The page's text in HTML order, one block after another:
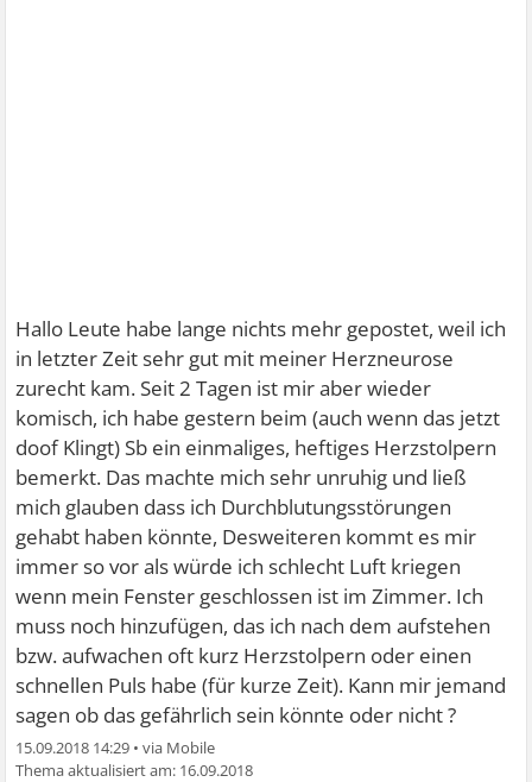
Hallo Leute habe lange nichts mehr gepostet, weil ich
in letzter Zeit sehr gut mit meiner Herzneurose
zurecht kam. Seit 2 Tagen ist mir aber wieder
komisch, ich habe gestern beim (auch wenn das jetzt
doof Klingt) Sb ein einmaliges, heftiges Herzstolpern
bemerkt. Das machte mich sehr unruhig und ließ
mich glauben dass ich Durchblutungsstörungen
gehabt haben könnte, Desweiteren kommt es mir
immer so vor als würde ich schlecht Luft kriegen
wenn mein Fenster geschlossen ist im Zimmer. Ich
muss noch hinzufügen, das ich nach dem aufstehen
bzw. aufwachen oft kurz Herzstolpern oder einen
schnellen Puls habe (für kurze Zeit). Kann mir jemand
sagen ob das gefährlich sein könnte oder nicht ?
15.09.2018 14:29 •
16.09.2018